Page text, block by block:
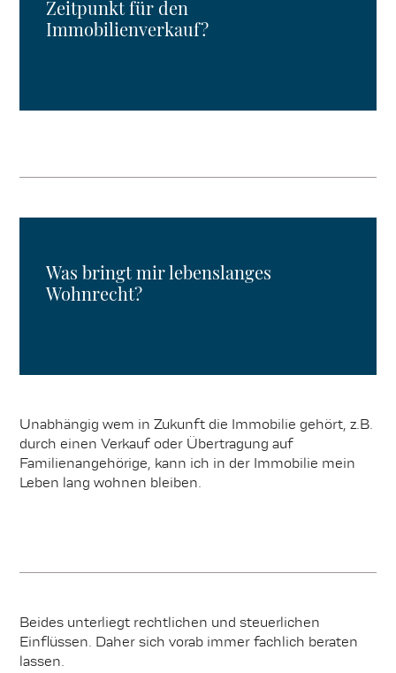
Zeitpunkt für den
Immobilienverkauf?
Was bringt mir lebenslanges
Wohnrecht?
Unabhängig wem in Zukunft die Immobilie gehört, z.B.
durch einen Verkauf oder Übertragung auf
Familienangehörige, kann ich in der Immobilie mein
Leben lang wohnen bleiben.
Beides unterliegt rechtlichen und steuerlichen
Einflüssen. Daher sich vorab immer fachlich beraten
lassen.